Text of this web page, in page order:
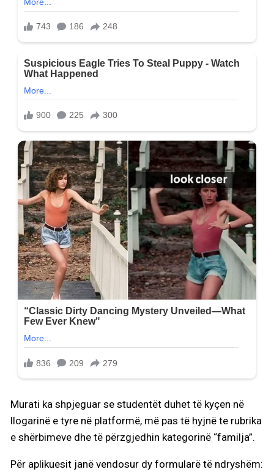
Murati ka shpjeguar se studentët duhet të kyçen në
llogarinë e tyre në platformë, më pas të hyjnë te rubrika
e shërbimeve dhe të përzgjedhin kategorinë “familja”.
Për aplikuesit janë vendosur dy formularë të ndryshëm: